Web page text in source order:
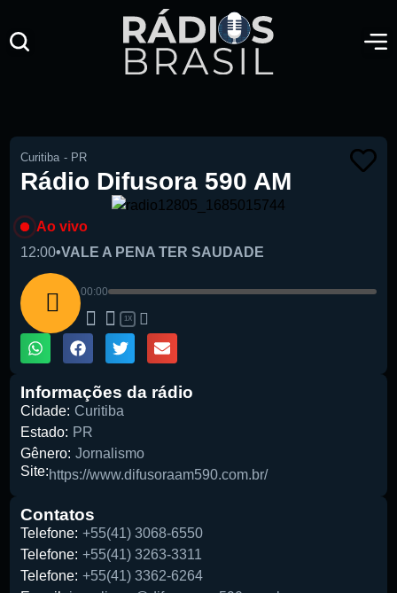
Curitiba - PR
Rádio Difusora 590 AM
Ao vivo
12:00•VALE A PENA TER SAUDADE
00:00
1X
Informações da rádio
Cidade: Curitiba
Estado: PR
Gênero: Jornalismo
Site:https://www.difusoraam590.com.br/
Contatos
Telefone: +55(41) 3068-6550
Telefone: +55(41) 3263-3311
Telefone: +55(41) 3362-6264